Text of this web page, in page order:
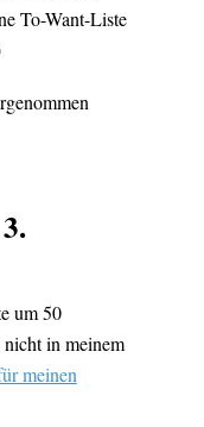
To-Want-Liste
um 50
in meinem
meinen